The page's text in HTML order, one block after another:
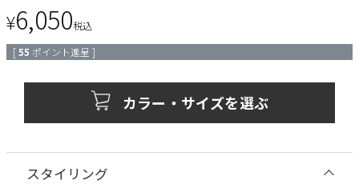
¥6,050税込
[55 ポイント進呈 ]
カラー・サイズを選ぶ
スタイリング